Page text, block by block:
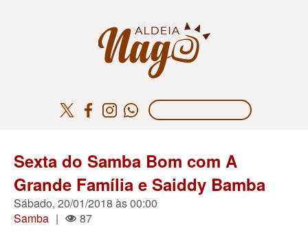
Sexta do Samba Bom com A
Grande Família e Saiddy Bamba
Sábado, 20/01/2018 às 00:00
Samba | 87